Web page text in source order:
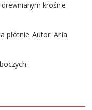
krośnie
płótnie. Autor: Ania